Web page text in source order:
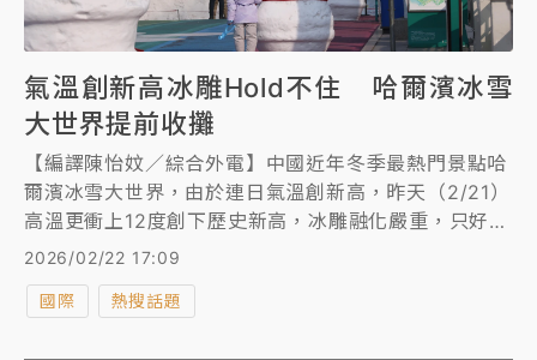
氣溫創新高冰雕Hold不住 哈爾濱冰雪
大世界提前收攤
【編譯陳怡妏／綜合外電】中國近年冬季最熱門景點哈
爾濱冰雪大世界，由於連日氣溫創新高，昨天（2/21）
高溫更衝上12度創下歷史新高，冰雕融化嚴重，只好宣
布提前結束本季營業，許多遊客敗興而歸。
2026/02/22 17:09
國際 熱搜話題